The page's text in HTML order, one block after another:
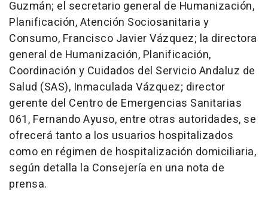
Guzmán; el secretario general de Humanización,
Planificación, Atención Sociosanitaria y
Consumo, Francisco Javier Vázquez; la directora
general de Humanización, Planificación,
Coordinación y Cuidados del Servicio Andaluz de
Salud (SAS), Inmaculada Vázquez; director
gerente del Centro de Emergencias Sanitarias
061, Fernando Ayuso, entre otras autoridades, se
ofrecerá tanto a los usuarios hospitalizados
como en régimen de hospitalización domiciliaria,
según detalla la Consejería en una nota de
prensa.